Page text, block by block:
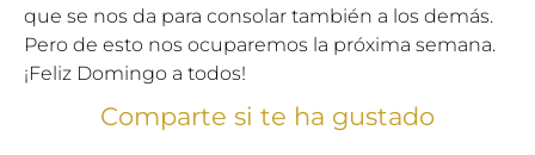
que se nos da para consolar también a los demás.
Pero de esto nos ocuparemos la próxima semana.
¡Feliz Domingo a todos!
Comparte si te ha gustado